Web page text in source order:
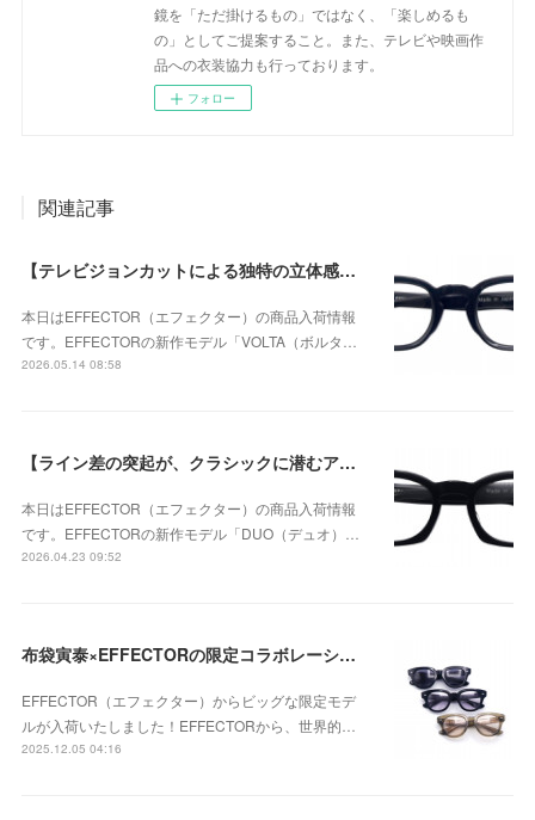
鏡を「ただ掛けるもの」ではなく、「楽しめるも
の」としてご提案すること。また、テレビや映画作
品への衣装協力も行っております。
フォロー
関連記事
【テレビジョンカットによる独特の立体感が個性的なモデル】EFFECTOR（エフェクター） VOLTA（ボルタ） BKが入荷！
本日はEFFECTOR（エフェクター）の商品入荷情報
です。EFFECTORの新作モデル「VOLTA（ボルタ…
2026.05.14 08:58
【ライン差の突起が、クラシックに潜むアバンギャルドな個性を強調】EFFECTOR（エフェクター） DUO（デュオ） BKが入荷！
本日はEFFECTOR（エフェクター）の商品入荷情報
です。EFFECTORの新作モデル「DUO（デュオ）…
2026.04.23 09:52
布袋寅泰×EFFECTORの限定コラボレーションモデル 「UNISON HT」が入荷！
EFFECTOR（エフェクター）からビッグな限定モデ
ルが入荷いたしました！EFFECTORから、世界的…
2025.12.05 04:16